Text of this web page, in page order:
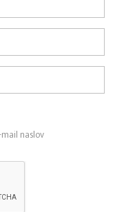
naslov